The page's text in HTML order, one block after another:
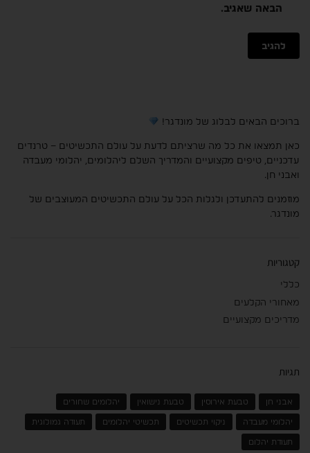
הבאה שאגיב.
ברוכים הבאים לבלוג של מונדגר!
כאן תמצאו את כל מה שרציתם לדעת על עולם התכשיטים – טרנדים
עדכניים, טיפים מקצועיים והמדריך השלם ליהלומים, יהלומי מעבדה
ואבני חן.
מוזמנים להתעדכן ולגלות הכל על עולם התכשיטים המעוצבים של
מונדגר.
קטגוריות
כללי
מאחורי הקלעים
מדריכים מקצועיים
תגיות
אבני חן טבעת אירוסין טבעת נישואין יהלומים שחורים
יהלומי מעבדה ניקוי תכשיטים תכשיטי יהלומים תעודה גמולוגית
תעודת יהלום